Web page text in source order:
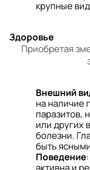
крупные
Здоровье
Приобретая
Внешний
на наличие
паразитов,
или других
болезни.
быть
Поведение